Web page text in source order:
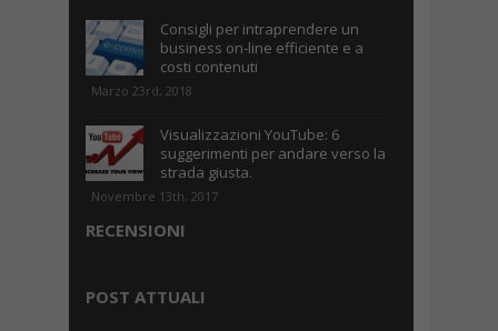
Consigli per intraprendere un
business on-line efficiente e a
costi contenuti
Marzo 23rd, 2018
Visualizzazioni YouTube: 6
suggerimenti per andare verso la
strada giusta.
Novembre 13th, 2017
RECENSIONI
POST ATTUALI